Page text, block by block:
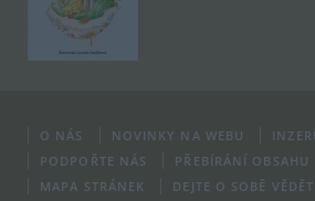
O NÁS NOVINKY NA WEBU
PODPOŘTE NÁS
PŘEBÍRÁNÍ OBSAHU
MAPA STRÁNEK
DEJTE O SOBĚ VĚDĚT